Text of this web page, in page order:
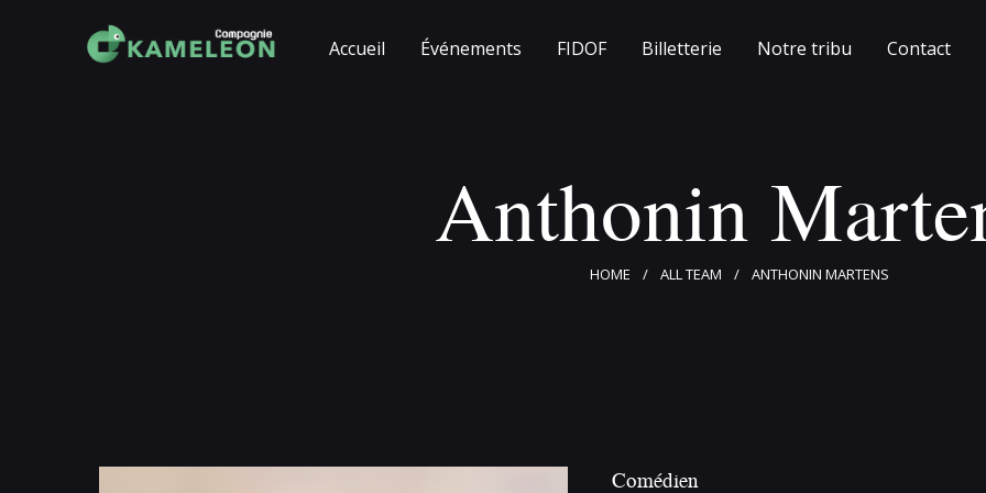
Accueil Événements FIDOF Billetterie Notre tribu Contact
Anthonin
HOME ALL TEAM ANTHONIN MARTENS
Billetterie
Notre tribu
Comédien